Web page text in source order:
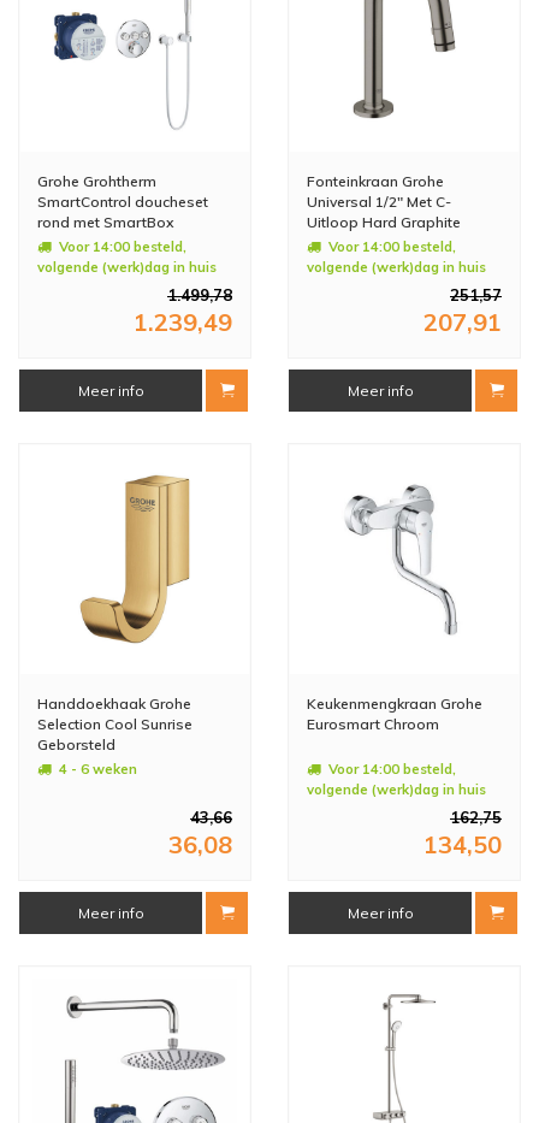
Grohe Grohtherm
SmartControl doucheset
rond met SmartBox
hoofddouche, handdouche
chroom en
Voor 14:00 besteld,
volgende (werk)dag in huis
1.499,78
1.239,49
Meer info
Fonteinkraan Grohe
Universal 1/2" Met C-
Uitloop Hard Graphite
Geborsteld
Voor 14:00 besteld,
volgende (werk)dag in huis
251,57
207,91
Meer info
Handdoekhaak Grohe
Selection Cool Sunrise
Geborsteld
4 - 6 weken
43,66
36,08
Meer info
Keukenmengkraan Grohe
Eurosmart Chroom
Voor 14:00 besteld,
volgende (werk)dag in huis
162,75
134,50
Meer info